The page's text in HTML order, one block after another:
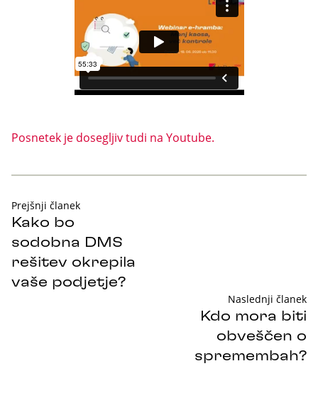
Posnetek je dosegljiv tudi na Youtube.
Prejšnji članek
Kako bo
sodobna DMS
rešitev okrepila
vaše podjetje?
Naslednji članek
Kdo mora biti
obveščen o
spremembah?